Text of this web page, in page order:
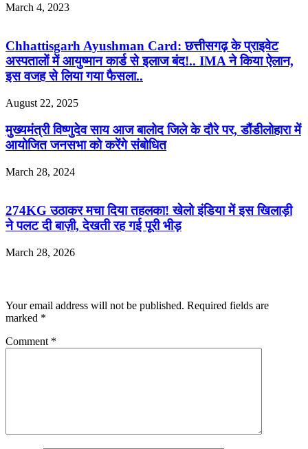
March 4, 2023
Chhattisgarh Ayushman Card: छत्तीसगढ़ के प्राइवेट
अस्पतालों में आयुष्मान कार्ड से इलाज बंद!.. IMA ने किया ऐलान,
इस वजह से लिया गया फैसला..
August 22, 2025
मुख्यमंत्री विष्णुदेव साय आज बालोद जिले के दौरे पर, डौंडीलोहारा में
आयोजित जनसभा को करेंगे संबोधित
March 28, 2024
274KG उठाकर मचा दिया तहलका! खेलो इंडिया में इस खिलाड़ी
ने पलट दी बाज़ी, देखती रह गई पूरी भीड़
March 28, 2026
Your email address will not be published. Required fields are
marked *
Comment *